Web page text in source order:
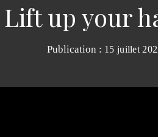
Lift up your
Publication : 15 juillet